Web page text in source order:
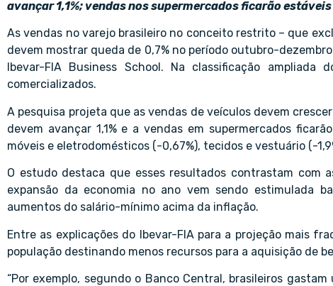
avançar 1,1%; vendas nos supermercados ficarão
As vendas no varejo brasileiro no conceito restrito – que
devem mostrar queda de 0,7% no período outubro-
Ibevar-FIA Business School. Na classificação
comercializados.
A pesquisa projeta que as vendas de veículos devem
devem avançar 1,1% e a vendas em supermercados
móveis e eletrodomésticos (-0,67%), tecidos e vestuário (-
O estudo destaca que esses resultados contrastam com
expansão da economia no ano vem sendo estimulada
aumentos do salário-mínimo acima da inflação.
Entre as explicações do Ibevar-FIA para a projeção mais
população destinando menos recursos para a aquisição de
“Por exemplo, segundo o Banco Central, brasileiros